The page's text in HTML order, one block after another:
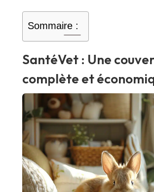
Sommaire :
SantéVet : Une
complète et